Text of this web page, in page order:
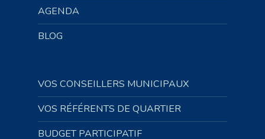
AGENDA
BLOG
VOS CONSEILLERS MUNICIPAUX
VOS RÉFÉRENTS DE QUARTIER
BUDGET PARTICIPATIF